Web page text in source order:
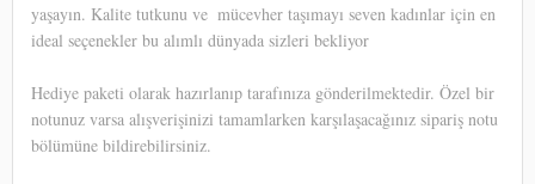
yaşayın. Kalite tutkunu ve mücevher taşımayı seven kadınlar için en
ideal seçenekler bu alımlı dünyada sizleri bekliyor
Hediye paketi olarak hazırlanıp tarafınıza gönderilmektedir. Özel bir
notunuz varsa alışverişinizi tamamlarken karşılaşacağınız sipariş notu
bölümüne bildirebilirsiniz.